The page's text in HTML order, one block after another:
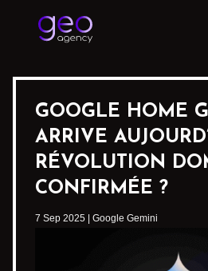
GOOGLE HOME
ARRIVE
RÉVOLUTION
CONFIRMÉE ?
7 Sep 2025 Google Gemini